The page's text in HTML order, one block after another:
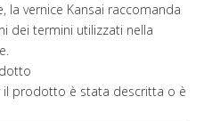
la vernice Kansai raccomanda
dei termini utilizzati nella
prodotto è stata descritta o è